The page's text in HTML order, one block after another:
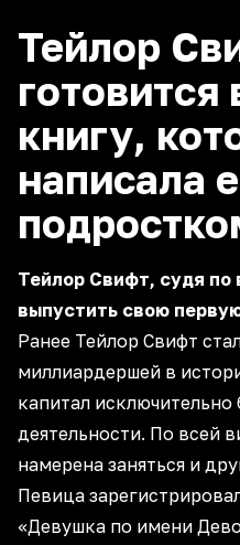
Тейлор
готовится
книгу,
написала
Тейлор Свифт, судя по
выпустить свою
Ранее Тейлор Свифт
миллиардершей в
капитал
деятельности. По всей
намерена заняться и
Певица
«Девушка по имени